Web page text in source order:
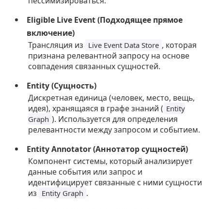
Eligible Live Event (Подходящее прямое
включение)
Трансляция из Live Event Data Store , которая
признана релевантной запросу на основе
совпадения связанных сущностей.
Entity (Сущность)
Дискретная единица (человек, место, вещь,
идея), хранящаяся в графе знаний ( Entity
Graph ). Используется для определения
релевантности между запросом и событием.
Entity Annotator (Аннотатор сущностей)
Компонент системы, который анализирует
данные события или запрос и
идентифицирует связанные с ними сущности
из Entity Graph .